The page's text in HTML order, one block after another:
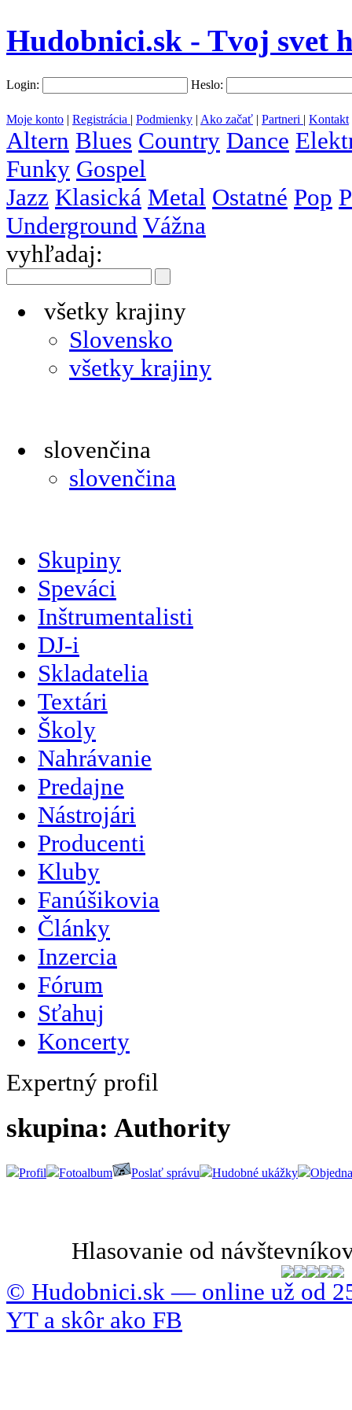
Hudobnici.sk - Tvoj svet
Login: Heslo:
Moje konto | Registrácia | Podmienky | Ako začať | Partneri | Kontakt
Altern Blues Country Dance
Funky Gospel
Jazz Klasická Metal Ostatné Pop
Underground Vážna
vyhľadaj:
všetky krajiny
Slovensko
všetky krajiny
slovenčina
slovenčina
Skupiny
Speváci
Inštrumentalisti
DJ-i
Skladatelia
Textári
Školy
Nahrávanie
Predajne
Nástrojári
Producenti
Kluby
Fanúšikovia
Články
Inzercia
Fórum
Sťahuj
Koncerty
Expertný profil
skupina: Authority
Profil Fotoalbum Poslať správu Hudobné ukážky
Hlasovanie od
© Hudobnici.sk — online už od
YT a skôr ako FB